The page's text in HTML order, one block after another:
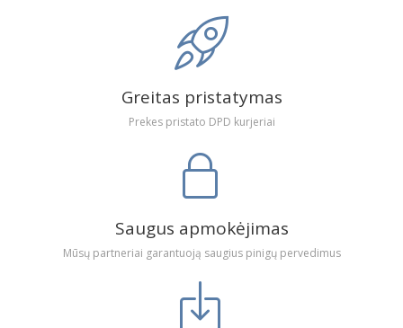
Greitas pristatymas
Prekes pristato DPD kurjeriai
Saugus apmokėjimas
Mūsų partneriai garantuoją saugius pinigų pervedimus